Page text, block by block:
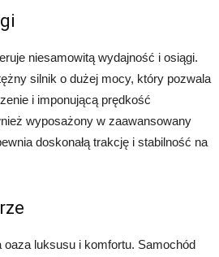
niesamowitą wydajność i osiągi.
silnik o dużej mocy, który pozwala
i imponującą prędkość
wyposażony w zaawansowany
doskonałą trakcję i stabilność na
luksusu i komfortu. Samochód